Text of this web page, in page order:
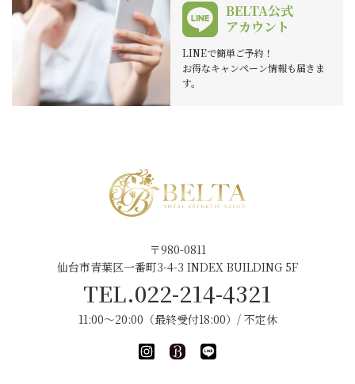
BELTA公式
アカウント
LINEで簡単ご予約！
お得なキャンペーン情報も届きま
す。
〒980-0811
仙台市青葉区一番町3-4-3 INDEX BUILDING 5F
TEL.022-214-4321
11:00～20:00（最終受付18:00）/ 不定休